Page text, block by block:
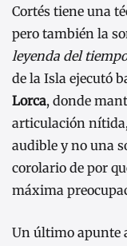
Cortés tiene una
pero también la
leyenda del tiempo
de la Isla ejecutó
Lorca, donde
articulación
audible y no una
corolario de por
máxima
Un último apunte